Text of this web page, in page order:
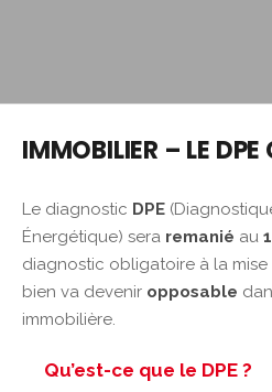
IMMOBILIER – LE
Le diagnostic DPE
Énergétique) sera remanié au
diagnostic obligatoire à la
bien va devenir opposable
immobilière.
Qu’est-ce que le DPE ?